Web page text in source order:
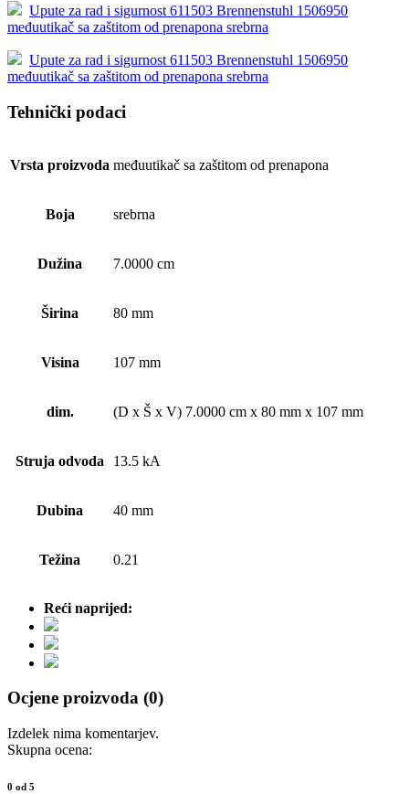
Upute za rad i sigurnost 611503 Brennenstuhl 1506950
međuutikač sa zaštitom od prenapona srebrna
Upute za rad i sigurnost 611503 Brennenstuhl 1506950
međuutikač sa zaštitom od prenapona srebrna
Tehnički podaci
Vrsta proizvoda međuutikač sa zaštitom od prenapona
Boja srebrna
Dužina 7.0000 cm
Širina 80 mm
Visina 107 mm
dim. (D x Š x V) 7.0000 cm x 80 mm x 107 mm
Struja odvoda 13.5 kA
Dubina 40 mm
Težina 0.21
Reći naprijed:
Ocjene proizvoda (0)
Izdelek nima komentarjev.
Skupna ocena:
0 od 5